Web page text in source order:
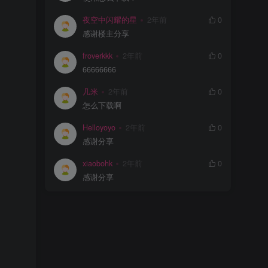
夜空中闪耀的星 2年前
0
感谢楼主分享
froverkkk 2年前
0
66666666
几米 2年前
0
怎么下载啊
Helloyoyo 2年前
0
感谢分享
xiaobohk 2年前
0
感谢分享